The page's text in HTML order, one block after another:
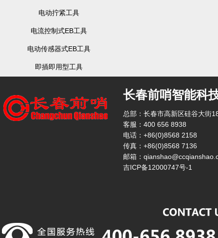
电动拧紧工具
电流控制式EB工具
电动传感器式EB工具
即插即用型工具
长春前哨智能科
总部：长春市高新区硅谷大街
客服：400 656 8938
电话：+86(0)8568 2158
传真：+86(0)8568 7136
邮箱：
吉ICP备12000747号-1